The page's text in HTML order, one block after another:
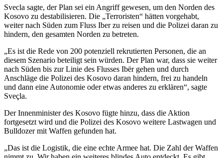
Svecla sagte, der Plan sei ein Angriff gewesen, um den Norden des
Kosovo zu destabilisieren. Die „Terroristen“ hätten vorgehabt,
weiter nach Süden zum Fluss Iber zu reisen und die Polizei daran zu
hindern, den gesamten Norden zu betreten.
„Es ist die Rede von 200 potenziell rekrutierten Personen, die an
diesem Szenario beteiligt sein würden. Der Plan war, dass sie weiter
nach Süden bis zur Linie des Flusses Ibër gehen und durch
Anschläge die Polizei des Kosovo daran hindern, frei zu handeln
und dann eine Autonomie oder etwas anderes zu erklären“, sagte
Sveçla.
Der Innenminister des Kosovo fügte hinzu, dass die Aktion
fortgesetzt wird und die Polizei des Kosovo weitere Lastwagen und
Bulldozer mit Waffen gefunden hat.
„Das ist die Logistik, die eine echte Armee hat. Die Zahl der Waffen